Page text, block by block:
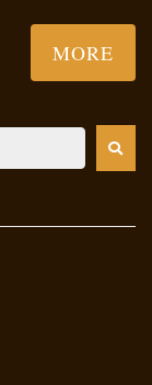
MORE